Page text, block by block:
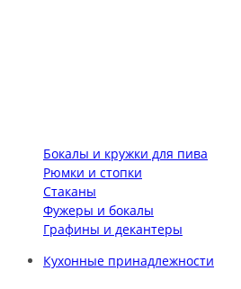
Бокалы и кружки для пива
Рюмки и стопки
Стаканы
Фужеры и бокалы
Графины и декантеры
Кухонные принадлежности